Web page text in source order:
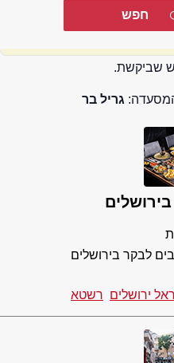
שביקשת.
גריל בר
ירושלים רשטא